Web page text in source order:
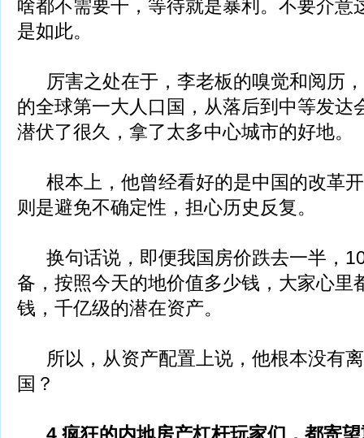
啥都不需要干，等待就是暴利。不要介意
是如此。
厉害之处在于，李老板的嗅觉和阅历
的全球第一大人口国，从落后到中等发达
潜伏了很久，拿了太多中心城市的好地。
根本上，他曾经看好的是中国的改革
则是避免不确定性，担心历史反复。
换句话说，即便我国房价跌去一半，
备，按照今天的地价值多少钱，大家心里
钱，千亿级的潜在资产。
所以，从资产配置上说，他根本没有
国？